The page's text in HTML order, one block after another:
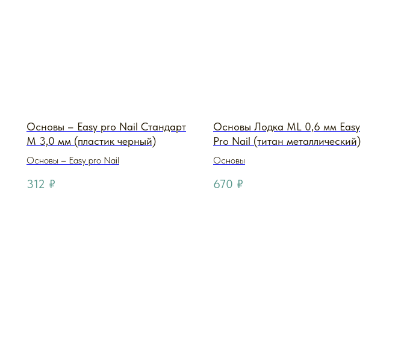
Основы – Easy pro Nail Стандарт
M 3,0 мм (пластик черный)
Основы – Easy pro Nail
312 ₽
Основы Лодка ML 0,6 мм Easy
Pro Nail (титан металлический)
Основы
670 ₽